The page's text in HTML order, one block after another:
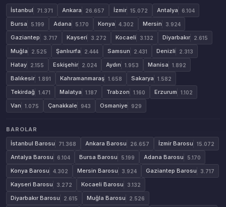
İstanbul
71.371 Ankara 26.657 İzmir 15.072 Antalya 6.104
Bursa 5.199 Adana 5.170 Konya 4.302 Mersin 3.924
Gaziantep 3.717 Kayseri 3.272 Kocaeli 3.132 Diyarbakır 2.615
Muğla 2.525 Şanlıurfa 2.444 Samsun 2.431 Denizli 2.313
Hatay 2.155 Eskişehir 2.024 Aydın 1.953 Manisa 1.892
Balıkesir 1.891 Kahramanmaraş 1.658 Sakarya 1.582
Tekirdağ 1.471 Malatya 1.187 Trabzon 1.160 Erzurum 1.102
Van 1.075 Çanakkale 943 Osmaniye 929
BAROLAR
İstanbul Barosu
71.368 Ankara Barosu 26.657 İzmir Barosu 15.072
Antalya Barosu 6.104 Bursa Barosu 5.199 Adana Barosu 5.170
Konya Barosu 4.302 Mersin Barosu 3.924 Gaziantep Barosu 3.717
Kayseri Barosu 3.272 Kocaeli Barosu 3.132
Diyarbakır Barosu 2.615 Muğla Barosu 2.526